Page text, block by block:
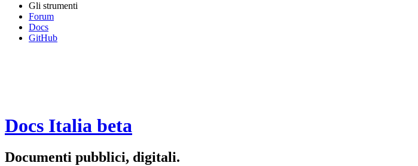
Gli strumenti
Forum
Docs
GitHub
Docs Italia beta
Documenti pubblici, digitali.